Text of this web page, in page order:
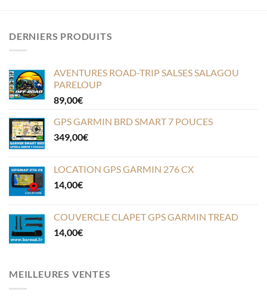
DERNIERS PRODUITS
AVENTURES ROAD-TRIP SALSES SALAGOU
PARELOUP
89,00€
GPS GARMIN BRD SMART 7 POUCES
349,00€
LOCATION GPS GARMIN 276 CX
14,00€
COUVERCLE CLAPET GPS GARMIN TREAD
14,00€
MEILLEURES VENTES